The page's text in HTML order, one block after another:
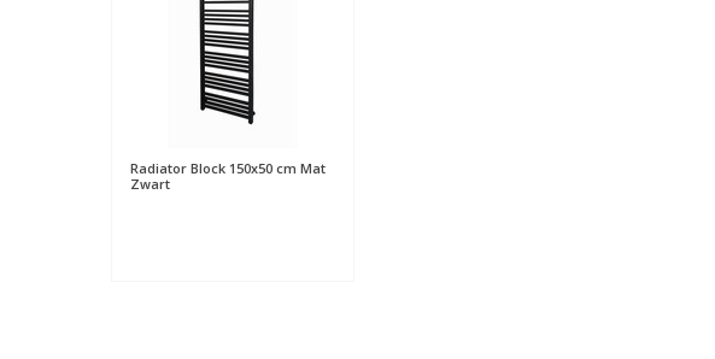
Radiator Block 150x50 cm Mat
Zwart